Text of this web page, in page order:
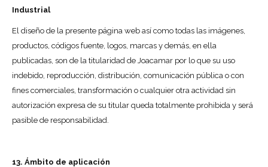
Industrial
El diseño de la presente página web así como todas las imágenes,
productos, códigos fuente, logos, marcas y demás, en ella
publicadas, son de la titularidad de Joacamar por lo que su uso
indebido, reproducción, distribución, comunicación pública o con
fines comerciales, transformación o cualquier otra actividad sin
autorización expresa de su titular queda totalmente prohibida y será
pasible de responsabilidad.
13. Ámbito de aplicación